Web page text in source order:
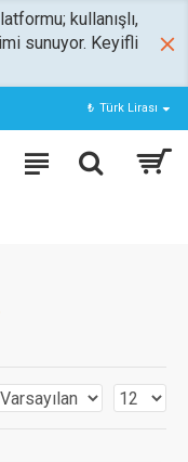
kullanışlı,
sunuyor. Keyifli
₺ Türk Lirası